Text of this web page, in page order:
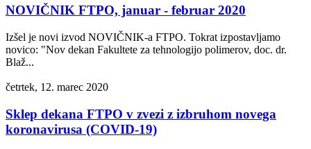
NOVIČNIK FTPO, januar - februar 2020
Izšel je novi izvod NOVIČNIK-a FTPO. Tokrat izpostavljamo
novico: "Nov dekan Fakultete za tehnologijo polimerov, doc. dr.
Blaž...
četrtek, 12. marec 2020
Sklep dekana FTPO v zvezi z izbruhom novega
koronavirusa (COVID-19)